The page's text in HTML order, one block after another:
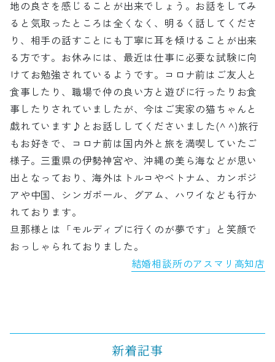
地の良さを感じることが出来でしょう。お話をしてみ
ると気取ったところは全くなく、明るく話してくださ
り、相手の話すことにも丁寧に耳を傾けることが出来
る方です。お休みには、最近は仕事に必要な試験に向
けてお勉強されているようです。コロナ前はご友人と
食事したり、職場で仲の良い方と遊びに行ったりお食
事したりされていましたが、今はご実家の猫ちゃんと
戯れています♪とお話ししてくださいました(^ ^)旅行
もお好きで、コロナ前は国内外と旅を満喫していたご
様子。三重県の伊勢神宮や、沖縄の美ら海などが思い
出となっており、海外はトルコやベトナム、カンボジ
アや中国、シンガポール、グアム、ハワイなども行か
れております。
旦那様とは「モルディブに行くのが夢です」と笑顔で
おっしゃられておりました。
結婚相談所のアスマリ高知店
新着記事